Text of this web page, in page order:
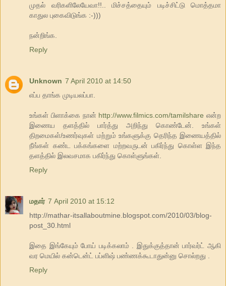
முதல் வரிகளிலேயேவா!!.. மிச்சத்தையும் படிச்சிட்டு மொத்தமா
காதுல புகைவிடுங்க :-)))
நன்றிங்க.
Reply
Unknown 7 April 2010 at 14:50
எப்ப தாங்க முடியலப்பா.
உங்கள் பிளாக்கை நான் http://www.filmics.com/tamilshare என்ற
இணைய தளத்தில் பார்த்து அறிந்து கொண்டேன். உங்கள்
திறமைகள்/உணர்வுகள் மற்றும் உங்களுக்கு தெரிந்த இணையத்தில்
நீங்கள் கண்ட பக்கங்களை மற்றவருடன் பகிர்ந்து கொள்ள இந்த
தளத்தில் இலவசமாக பகிர்ந்து கொள்ளுங்கள்.
Reply
மதார் 7 April 2010 at 15:12
http://mathar-itsallaboutmine.blogspot.com/2010/03/blog-
post_30.html
இதை இங்கேயும் போய் படிக்கலாம் . இதுக்குத்தான் பார்வர்ட் ஆகி
வர மெயில் கன்டென்ட் பப்ளிஷ் பண்ணக்கூடாதுன்னு சொல்றது .
Reply